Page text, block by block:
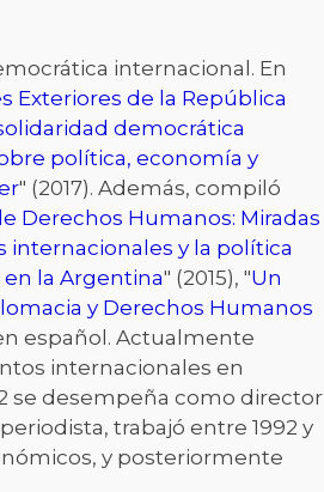
internacional. En
Exteriores de la República
democrática
política, economía y
" (2017). Además, compiló
Derechos Humanos: Miradas
internacionales y la política
la Argentina" (2015), "Un
y Derechos Humanos
español. Actualmente
internacionales en
se desempeña como director
trabajó entre 1992 y
y posteriormente